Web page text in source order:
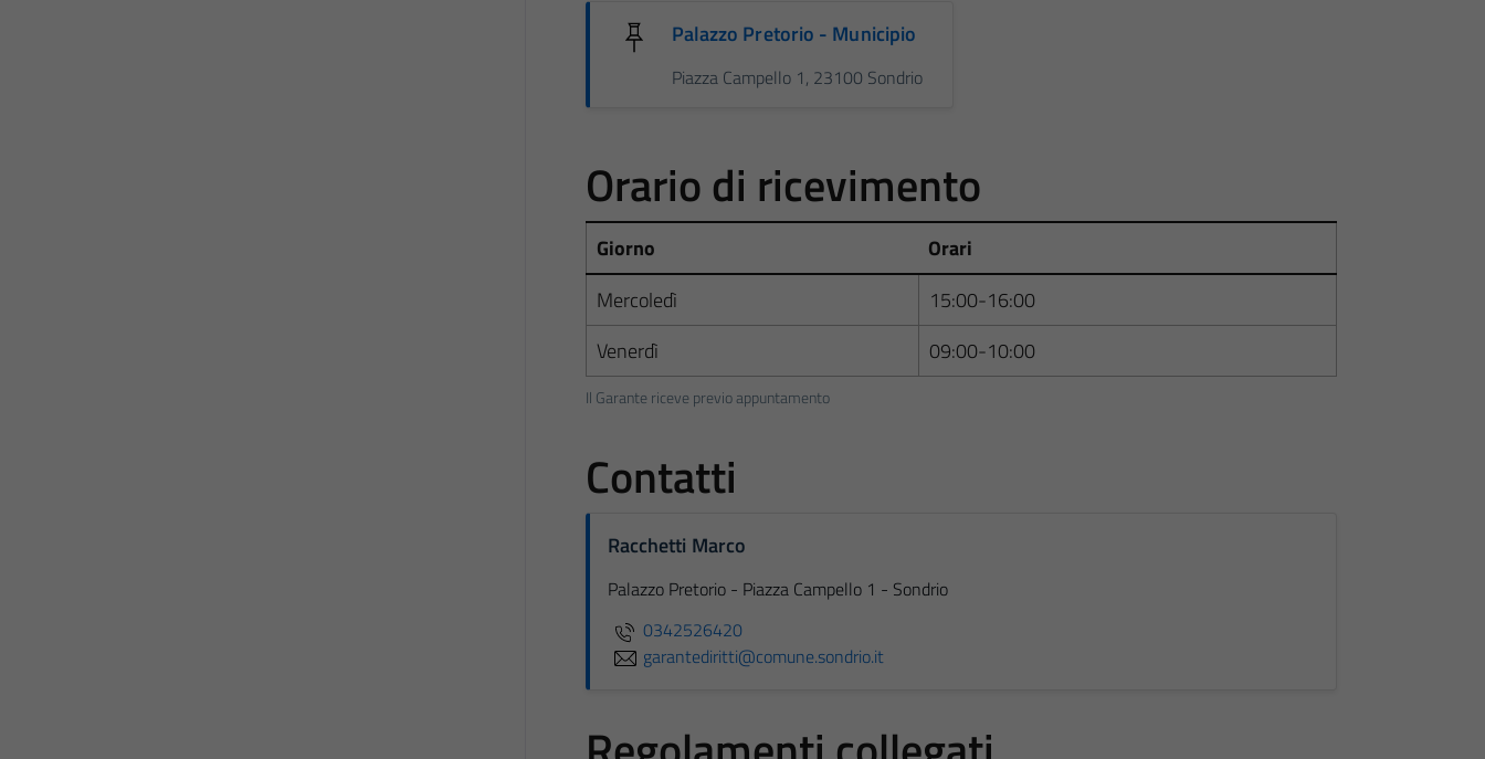
Palazzo Pretorio - Municipio
Piazza Campello 1, 23100 Sondrio
Orario di ricevimento
Il Garante riceve previo appuntamento
Giorno
Orari
Mercoledì
15:00-16:00
Venerdì
09:00-10:00
Contatti
Racchetti Marco
Palazzo Pretorio - Piazza Campello 1 - Sondrio
0342526420
garantediritti@comune.sondrio.it